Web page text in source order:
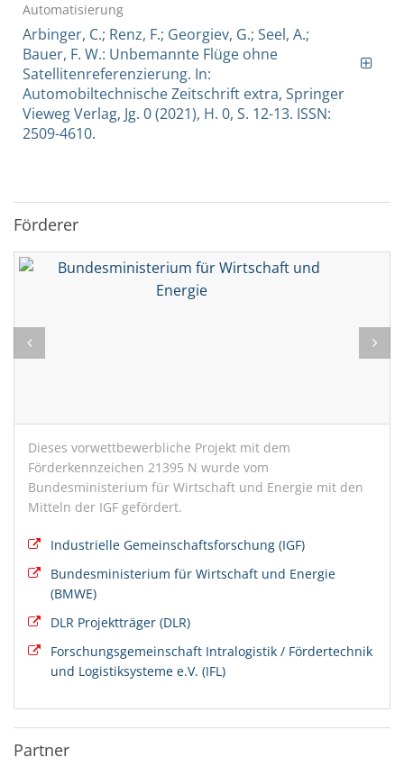
Automatisierung
Arbinger, C.; Renz, F.; Georgiev, G.; Seel, A.;
Bauer, F. W.: Unbemannte Flüge ohne
Satellitenreferenzierung. In:
Automobiltechnische Zeitschrift extra, Springer
Vieweg Verlag, Jg. 0 (2021), H. 0, S. 12-13. ISSN:
2509-4610.
Förderer
Dieses vorwettbewerbliche Projekt mit dem
Förderkennzeichen 21395 N wurde vom
Bundesministerium für Wirtschaft und Energie mit den
Mitteln der IGF gefördert.
Industrielle Gemeinschaftsforschung (IGF)
Bundesministerium für Wirtschaft und Energie
(BMWE)
DLR Projektträger (DLR)
Forschungsgemeinschaft Intralogistik / Fördertechnik
und Logistiksysteme e.V. (IFL)
Partner